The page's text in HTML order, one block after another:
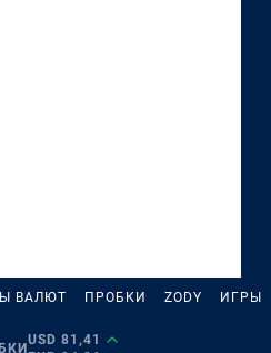
ВАЛЮТ ПРОБКИ ZODY ИГРЫ
USD 81,41